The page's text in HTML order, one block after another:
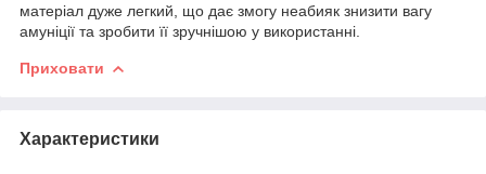
матеріал дуже легкий, що дає змогу неабияк знизити вагу
амуніції та зробити її зручнішою у використанні.
Приховати
Характеристики